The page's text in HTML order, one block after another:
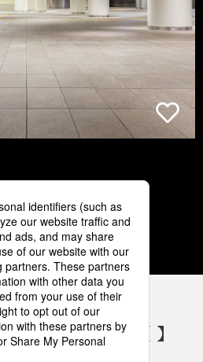
3 4 5
気設備 SNSアカウント